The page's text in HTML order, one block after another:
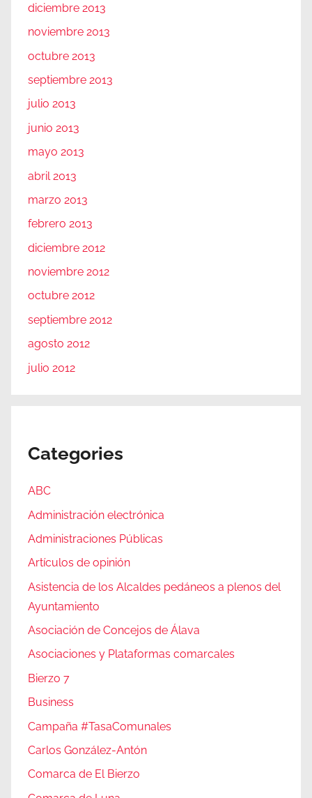
diciembre 2013
noviembre 2013
octubre 2013
septiembre 2013
julio 2013
junio 2013
mayo 2013
abril 2013
marzo 2013
febrero 2013
diciembre 2012
noviembre 2012
octubre 2012
septiembre 2012
agosto 2012
julio 2012
Categories
ABC
Administración electrónica
Administraciones Públicas
Artículos de opinión
Asistencia de los Alcaldes pedáneos a plenos del
Ayuntamiento
Asociación de Concejos de Álava
Asociaciones y Plataformas comarcales
Bierzo 7
Business
Campaña #TasaComunales
Carlos González-Antón
Comarca de El Bierzo